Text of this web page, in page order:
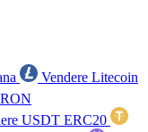
Vendere Litecoin
USDT ERC20